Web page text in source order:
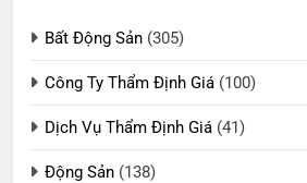
Bất Động Sản (305)
Công Ty Thẩm Định Giá (100)
Dịch Vụ Thẩm Định Giá (41)
Động Sản (138)